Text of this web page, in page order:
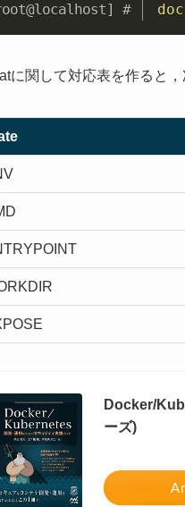
に関して対応表を作ると，
Docker/
ーズ)